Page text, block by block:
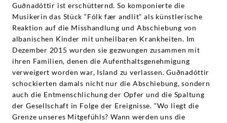
Guðnadóttir ist erschütternd. So komponierte die
Musikerin das Stück “Fólk fær andlit” als künstlerische
Reaktion auf die Misshandlung und Abschiebung von
albanischen Kinder mit unheilbaren Krankheiten. Im
Dezember 2015 wurden sie gezwungen zusammen mit
ihren Familien, denen die Aufenthaltsgenehmigung
verweigert worden war, Island zu verlassen. Guðnadóttir
schockierten damals nicht nur die Abschiebung, sondern
auch die Entmenschlichung der Opfer und die Spaltung
der Gesellschaft in Folge der Ereignisse. “Wo liegt die
Grenze unseres Mitgefühls? Wann werden uns die